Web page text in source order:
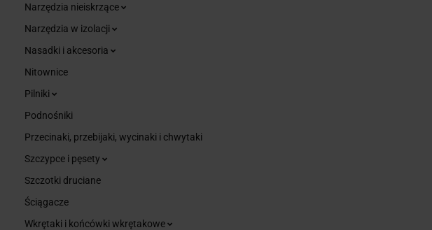
Narzędzia nieiskrzące
Narzędzia w izolacji
Nasadki i akcesoria
Nitownice
Pilniki
Podnośniki
Przecinaki, przebijaki, wycinaki i chwytaki
Szczypce i pęsety
Szczotki druciane
Ściągacze
Wkrętaki i końcówki wkrętakowe